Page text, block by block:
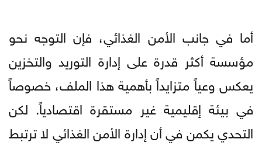
أما في جانب الأمن الغذائي، فإن التوجه نحو
مؤسسة أكثر قدرة على إدارة التوريد والتخزين
يعكس وعياً متزايداً بأهمية هذا الملف، خصوصاً
في بيئة إقليمية غير مستقرة اقتصادياً. لكن
التحدي يكمن في أن إدارة الأمن الغذائي لا ترتبط